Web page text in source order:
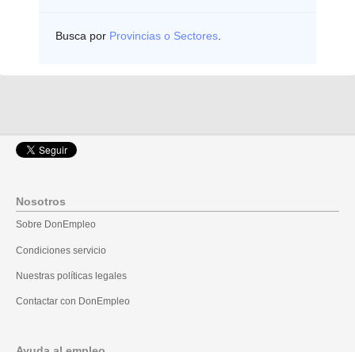
Busca por Provincias o Sectores
Nosotros
Sobre DonEmpleo
Condiciones servicio
Nuestras políticas legales
Contactar con DonEmpleo